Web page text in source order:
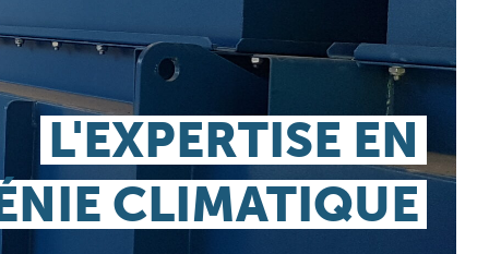
L'EXPERTISE EN
CLIMATIQUE